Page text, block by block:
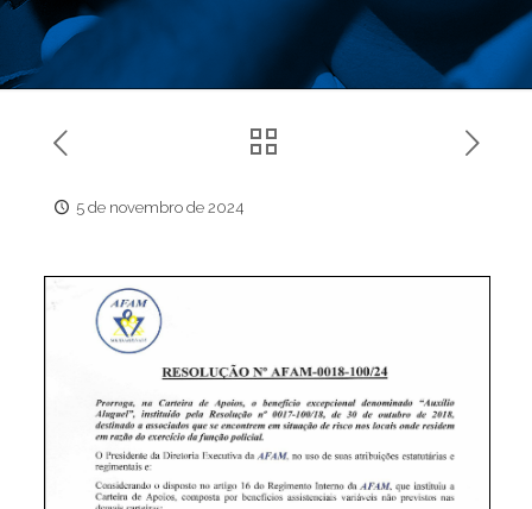
5 de novembro de 2024